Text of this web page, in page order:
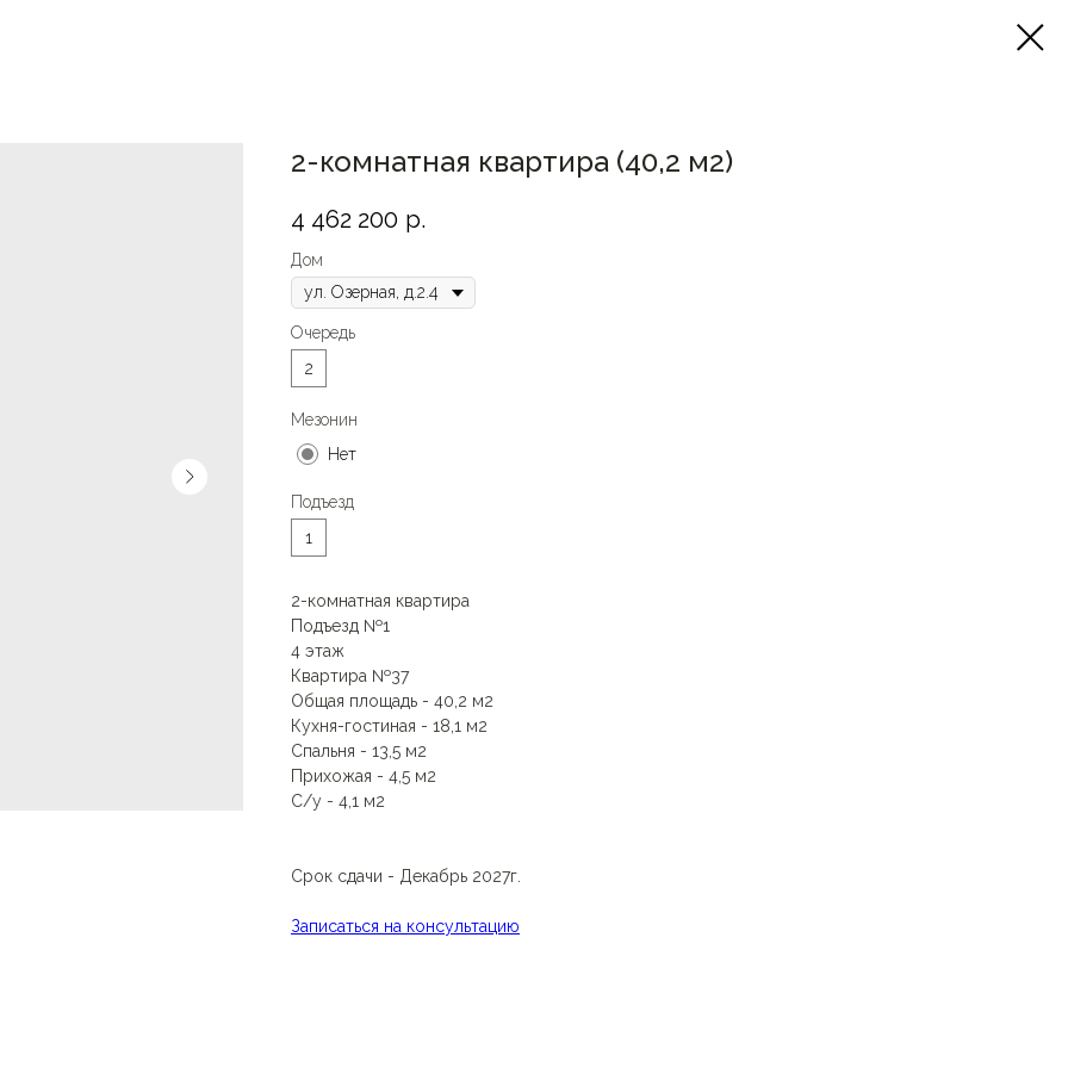
2-комнатная квартира (40,2 м2)
4 462 200 р.
Дом
Очередь
2
Мезонин
Нет
Подъезд
1
2-комнатная квартира
Подъезд №1
4 этаж
Квартира №37
Общая площадь - 40,2 м2
Кухня-гостиная - 18,1 м2
Спальня - 13,5 м2
Прихожая - 4,5 м2
С/у - 4,1 м2
Срок сдачи - Декабрь 2027г.
Записаться на консультацию